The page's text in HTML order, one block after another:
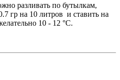
разливать по бутылкам,
гр на 10 литров и ставить на
10 - 12 °С.